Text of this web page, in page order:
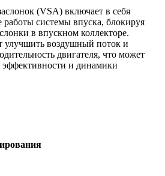
(VSA) включает в себя
системы впуска, блокируя
в впускном коллекторе.
воздушный поток и
двигателя, что может
и динамики